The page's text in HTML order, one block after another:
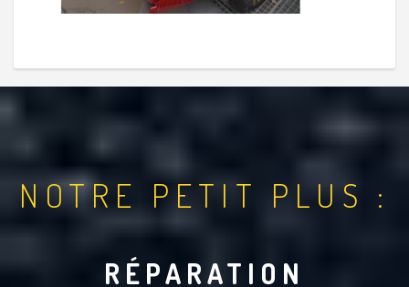
NOTRE PETIT PLUS :
RÉPARATION